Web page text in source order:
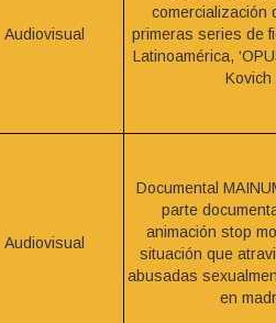
Audiovisual
comercialización
primeras series de
Latinoamérica,
Kovich
Audiovisual
Documental
parte
animación stop
situación que
abusadas
en